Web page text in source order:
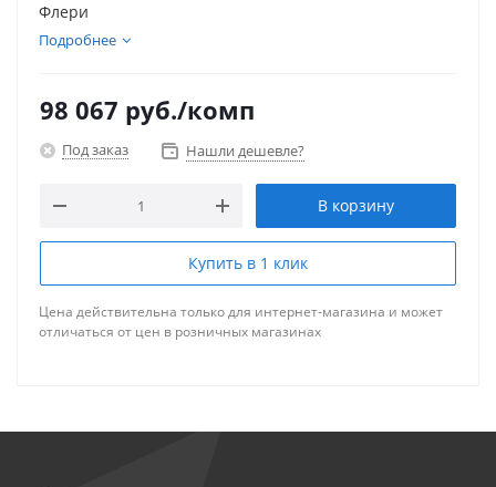
Флери
Подробнее
98 067 руб./комп
Под заказ Нашли дешевле?
В корзину
Купить в 1 клик
Цена действительна только для интернет-магазина и может
отличаться от цен в розничных магазинах